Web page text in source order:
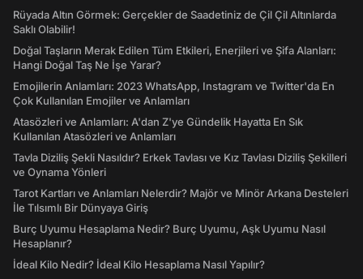
Rüyada Altın Görmek: Gerçekler de Saadetiniz de Çil Çil Altınlarda
Saklı Olabilir!
Doğal Taşların Merak Edilen Tüm Etkileri, Enerjileri ve Şifa Alanları:
Hangi Doğal Taş Ne İşe Yarar?
Emojilerin Anlamları: 2023 WhatsApp, Instagram ve Twitter'da En
Çok Kullanılan Emojiler ve Anlamları
Atasözleri ve Anlamları: A'dan Z'ye Gündelik Hayatta En Sık
Kullanılan Atasözleri ve Anlamları
Tavla Diziliş Şekli Nasıldır? Erkek Tavlası ve Kız Tavlası Diziliş Şekilleri
ve Oynama Yönleri
Tarot Kartları ve Anlamları Nelerdir? Majör ve Minör Arkana Desteleri
İle Tılsımlı Bir Dünyaya Giriş
Burç Uyumu Hesaplama Nedir? Burç Uyumu, Aşk Uyumu Nasıl
Hesaplanır?
İdeal Kilo Nedir? İdeal Kilo Hesaplama Nasıl Yapılır?